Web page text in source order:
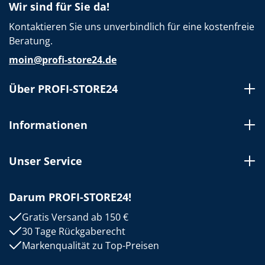
Wir sind für Sie da!
Kontaktieren Sie uns unverbindlich für eine kostenfreie
Beratung.
moin@profi-store24.de
Über PROFI-STORE24
Informationen
Unser Service
Darum PROFI-STORE24!
Gratis Versand ab 150 €
30 Tage Rückgaberecht
Markenqualität zu Top-Preisen